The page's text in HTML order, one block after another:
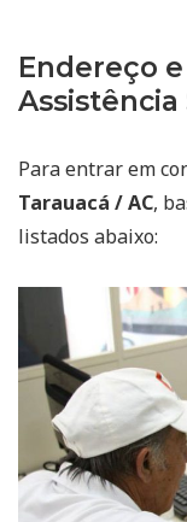
Endereço
Assistência
Para entrar em
Tarauacá / AC,
listados abaixo: